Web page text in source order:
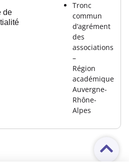
de
Tronc
commun
d’agrément
des
associations
–
Région
académique
Auvergne-
Rhône-
Alpes